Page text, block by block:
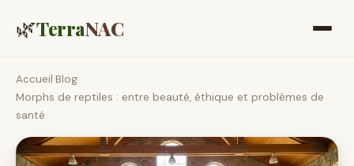
🌿TerraNAC
Accueil›Blog›
Morphs de reptiles : entre beauté, éthique et problèmes de
santé